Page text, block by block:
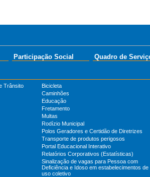
Participação Social Quadro de
Trânsito
Bicicleta
Caminhões
Educação
Fretamento
Multas
Rodízio Municipal
Polos Geradores e Certidão de Diretrizes
Transporte de produtos perigosos
Portal Educacional Interativo
Relatórios Corporativos (Estatísticas)
Sinalização de vagas para Pessoa com
Deficiência e Idoso em estabelecimentos de
uso coletivo